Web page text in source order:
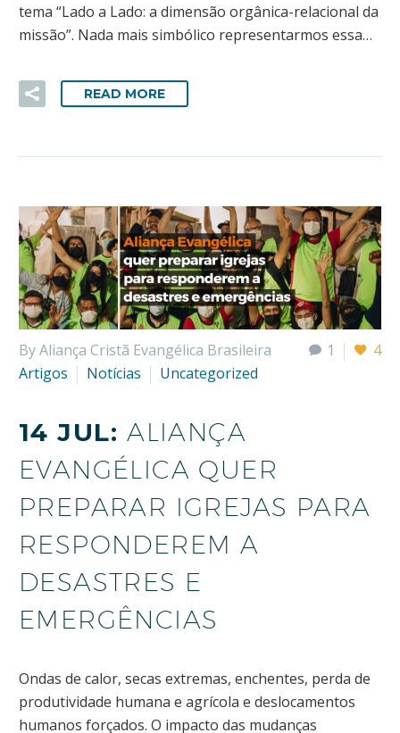
tema “Lado a Lado: a dimensão orgânica-relacional da
missão”. Nada mais simbólico representarmos essa…
READ MORE
1 4
By Aliança Cristã Evangélica Brasileira
Artigos
Notícias Uncategorized
14 JUL:ALIANÇA
EVANGÉLICA QUER
PREPARAR IGREJAS PARA
RESPONDEREM A
DESASTRES E
EMERGÊNCIAS
Ondas de calor, secas extremas, enchentes, perda de
produtividade humana e agrícola e deslocamentos
humanos forçados. O impacto das mudanças